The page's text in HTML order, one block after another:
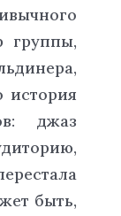
группы,
история
джаз
быть,